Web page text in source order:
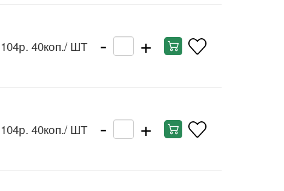
104р. 40коп./ ШТ - +
104р. 40коп./ ШТ - +